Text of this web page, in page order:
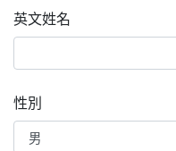
英文姓名
性別